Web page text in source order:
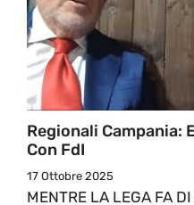
Regionali Campania:
Con FdI
17 Ottobre 2025
MENTRE LA LEGA FA